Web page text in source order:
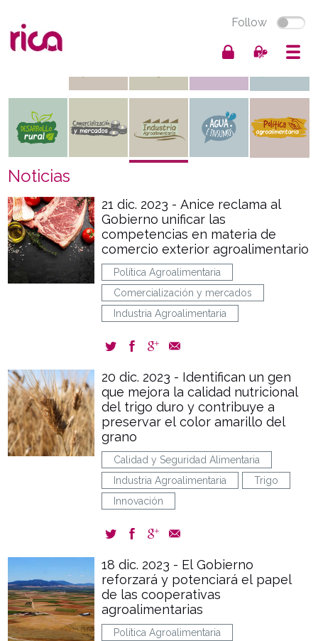
Follow
Noticias
21 dic. 2023 - Anice reclama al
Gobierno unificar las
competencias en materia de
comercio exterior agroalimentario
Política Agroalimentaria
Comercialización y mercados
Industria Agroalimentaria
20 dic. 2023 - Identifican un gen
que mejora la calidad nutricional
del trigo duro y contribuye a
preservar el color amarillo del
grano
Calidad y Seguridad Alimentaria
Industria Agroalimentaria
Trigo
Innovación
18 dic. 2023 - El Gobierno
reforzará y potenciará el papel
de las cooperativas
agroalimentarias
Política Agroalimentaria